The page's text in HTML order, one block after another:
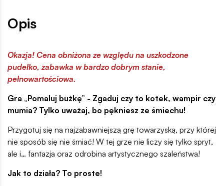
Opis
Okazja! Cena obniżona ze względu na uszkodzone
pudełko, zabawka w bardzo dobrym stanie,
pełnowartościowa.
Gra „Pomaluj buźkę” - Zgaduj czy to kotek, wampir czy
mumia? Tylko uważaj, bo pękniesz ze śmiechu!
Przygotuj się na najzabawniejszą grę towarzyską, przy której
nie sposób się nie śmiać! W tej grze nie liczy się tylko spryt,
ale i… fantazja oraz odrobina artystycznego szaleństwa!
Jak to działa? To proste!